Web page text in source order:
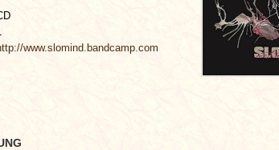
www.slomind.bandcamp.com